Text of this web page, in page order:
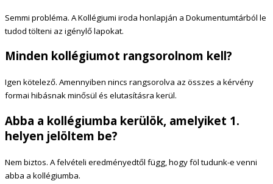
Semmi probléma. A Kollégiumi iroda honlapján a Dokumentumtárból le
tudod tölteni az igénylő lapokat.
Minden kollégiumot rangsorolnom kell?
Igen kötelező. Amennyiben nincs rangsorolva az összes a kérvény
formai hibásnak minősül és elutasításra kerül.
Abba a kollégiumba kerülök, amelyiket 1.
helyen jelöltem be?
Nem biztos. A felvételi eredményedtől függ, hogy föl tudunk-e venni
abba a kollégiumba.